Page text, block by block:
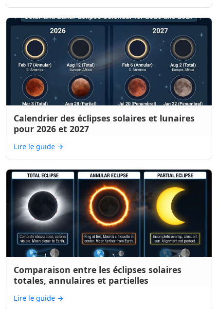
Calendrier des éclipses solaires et lunaires
pour 2026 et 2027
Lire le guide →
Comparaison entre les éclipses solaires
totales, annulaires et partielles
Lire le guide →